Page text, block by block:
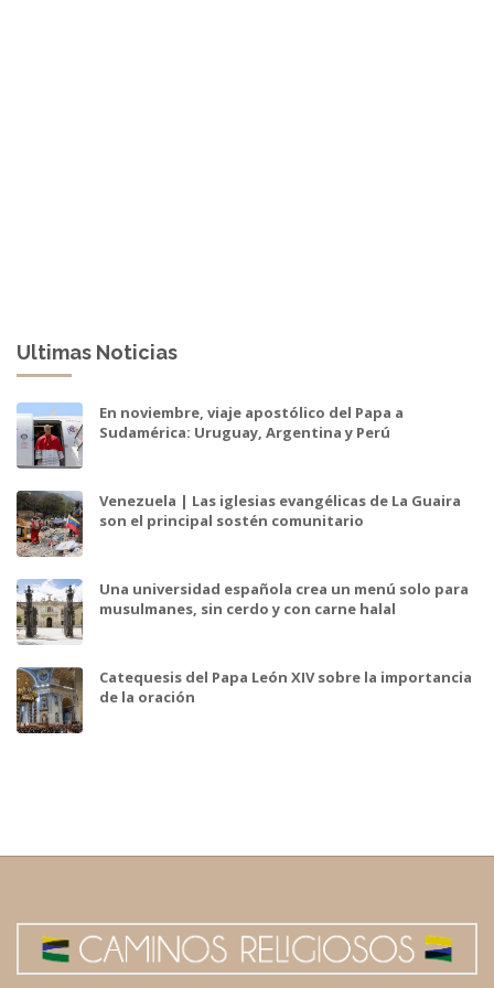
Ultimas Noticias
En noviembre, viaje apostólico del Papa a
Sudamérica: Uruguay, Argentina y Perú
Venezuela | Las iglesias evangélicas de La Guaira
son el principal sostén comunitario
Una universidad española crea un menú solo para
musulmanes, sin cerdo y con carne halal
Catequesis del Papa León XIV sobre la importancia
de la oración